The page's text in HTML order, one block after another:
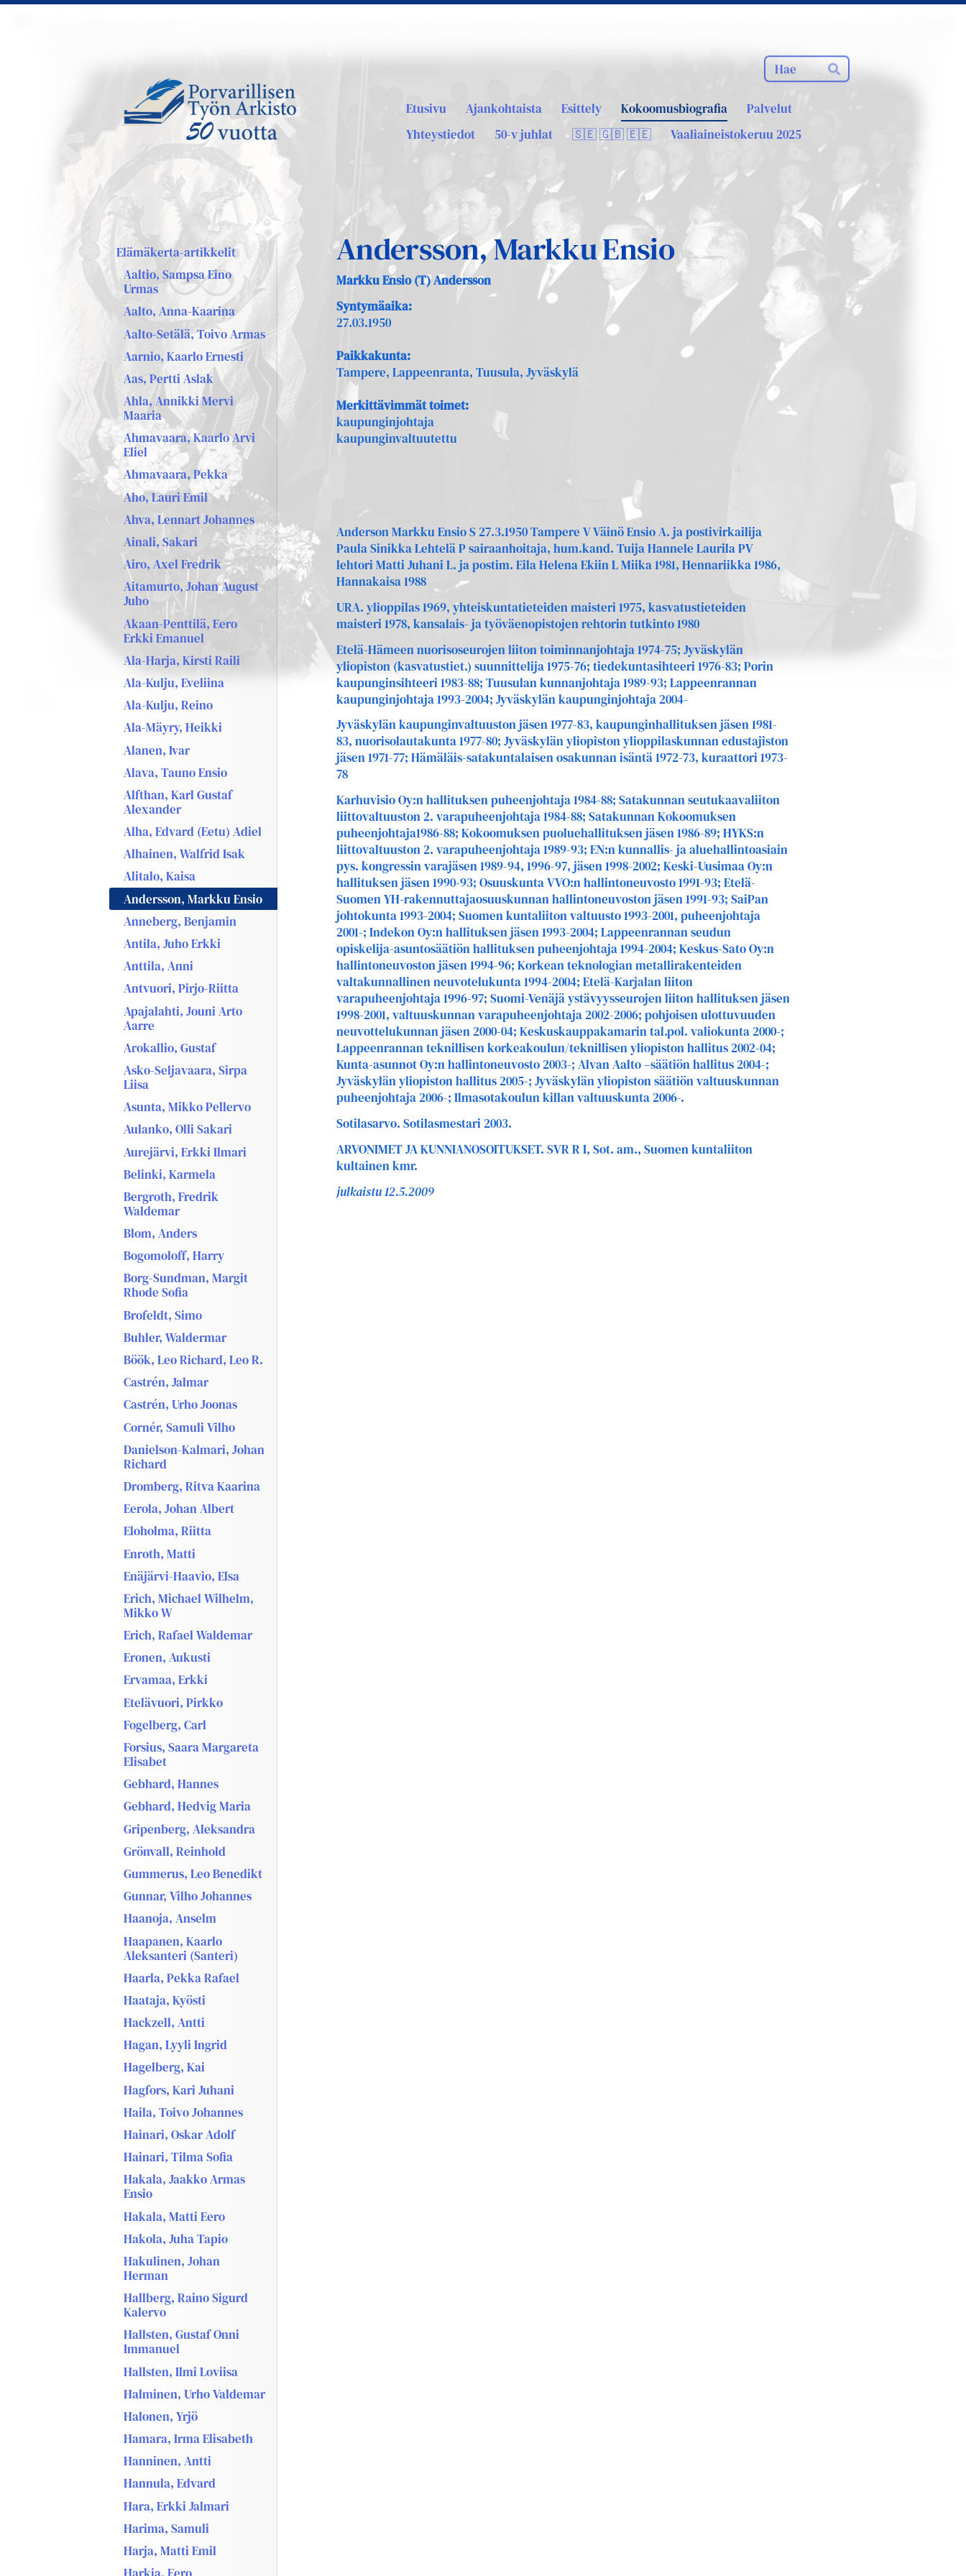
Haku
Hae
Sivuston etusivulle
Etusivu Ajankohtaista Esittely Kokoomusbiografia
Palvelut
Yhteystiedot
50-v juhlat 🇸🇪 🇬🇧 🇪🇪 Vaaliaineistokeruu 2025
Elämäkerta-artikkelit
Aaltio, Sampsa Eino
Urmas
Aalto, Anna-Kaarina
Aalto-Setälä, Toivo Armas
Aarnio, Kaarlo Ernesti
Aas, Pertti Aslak
Ahla, Annikki Mervi
Maaria
Ahmavaara, Kaarlo Arvi
Eliel
Ahmavaara, Pekka
Aho, Lauri Emil
Ahva, Lennart Johannes
Ainali, Sakari
Airo, Axel Fredrik
Aitamurto, Johan August
Juho
Akaan-Penttilä, Eero
Erkki Emanuel
Ala-Harja, Kirsti Raili
Ala-Kulju, Eveliina
Ala-Kulju, Reino
Ala-Mäyry, Heikki
Alanen, Ivar
Alava, Tauno Ensio
Alfthan, Karl Gustaf
Alexander
Alha, Edvard (Eetu) Adiel
Alhainen, Walfrid Isak
Alitalo, Kaisa
Andersson, Markku Ensio
Anneberg, Benjamin
Antila, Juho Erkki
Anttila, Anni
Antvuori, Pirjo-Riitta
Apajalahti, Jouni Arto
Aarre
Arokallio, Gustaf
Asko-Seljavaara, Sirpa
Liisa
Asunta, Mikko Pellervo
Aulanko, Olli Sakari
Aurejärvi, Erkki Ilmari
Belinki, Karmela
Bergroth, Fredrik
Waldemar
Blom, Anders
Bogomoloff, Harry
Borg-Sundman, Margit
Rhode Sofia
Brofeldt, Simo
Buhler, Waldermar
Böök, Leo Richard, Leo R.
Castrén, Jalmar
Castrén, Urho Joonas
Cornér, Samuli Vilho
Danielson-Kalmari, Johan
Richard
Dromberg, Ritva Kaarina
Eerola, Johan Albert
Eloholma, Riitta
Enroth, Matti
Enäjärvi-Haavio, Elsa
Erich, Michael Wilhelm,
Mikko W
Erich, Rafael Waldemar
Eronen, Aukusti
Ervamaa, Erkki
Etelävuori, Pirkko
Fogelberg, Carl
Forsius, Saara Margareta
Elisabet
Gebhard, Hannes
Gebhard, Hedvig Maria
Gripenberg, Aleksandra
Grönvall, Reinhold
Gummerus, Leo Benedikt
Gunnar, Vilho Johannes
Haanoja, Anselm
Haapanen, Kaarlo
Aleksanteri (Santeri)
Haarla, Pekka Rafael
Haataja, Kyösti
Hackzell, Antti
Hagan, Lyyli Ingrid
Hagelberg, Kai
Hagfors, Kari Juhani
Haila, Toivo Johannes
Hainari, Oskar Adolf
Hainari, Tilma Sofia
Hakala, Jaakko Armas
Ensio
Hakala, Matti Eero
Hakola, Juha Tapio
Hakulinen, Johan
Herman
Hallberg, Raino Sigurd
Kalervo
Hallsten, Gustaf Onni
Immanuel
Hallsten, Ilmi Loviisa
Halminen, Urho Valdemar
Halonen, Yrjö
Hamara, Irma Elisabeth
Hanninen, Antti
Hannula, Edvard
Hara, Erkki Jalmari
Harima, Samuli
Harja, Matti Emil
Andersson, Markku Ensio
Markku Ensio (T) Andersson
Syntymäaika:
27.03.1950
Paikkakunta:
Tampere, Lappeenranta, Tuusula, Jyväskylä
Merkittävimmät toimet:
kaupunginjohtaja
kaupunginvaltuutettu
Anderson Markku Ensio S 27.3.1950 Tampere V Väinö Ensio A. ja postivirkailija
Paula Sinikka Lehtelä P sairaanhoitaja, hum.kand. Tuija Hannele Laurila PV
lehtori Matti Juhani L. ja postim. Eila Helena Ekiin L Miika 1981, Hennariikka 1986,
Hannakaisa 1988
URA. ylioppilas 1969, yhteiskuntatieteiden maisteri 1975, kasvatustieteiden
maisteri 1978, kansalais- ja työväenopistojen rehtorin tutkinto 1980
Etelä-Hämeen nuorisoseurojen liiton toiminnanjohtaja 1974-75; Jyväskylän
yliopiston (kasvatustiet.) suunnittelija 1975-76; tiedekuntasihteeri 1976-83; Porin
kaupunginsihteeri 1983-88; Tuusulan kunnanjohtaja 1989-93; Lappeenrannan
kaupunginjohtaja 1993-2004; Jyväskylän kaupunginjohtaja 2004-
Jyväskylän kaupunginvaltuuston jäsen 1977-83, kaupunginhallituksen jäsen 1981-
83, nuorisolautakunta 1977-80; Jyväskylän yliopiston ylioppilaskunnan edustajiston
jäsen 1971-77; Hämäläis-satakuntalaisen osakunnan isäntä 1972-73, kuraattori 1973-
78
Karhuvisio Oy:n hallituksen puheenjohtaja 1984-88; Satakunnan seutukaavaliiton
liittovaltuuston 2. varapuheenjohtaja 1984-88; Satakunnan Kokoomuksen
puheenjohtaja1986-88; Kokoomuksen puoluehallituksen jäsen 1986-89; HYKS:n
liittovaltuuston 2. varapuheenjohtaja 1989-93; EN:n kunnallis- ja aluehallintoasiain
pys. kongressin varajäsen 1989-94, 1996-97, jäsen 1998-2002; Keski-Uusimaa Oy:n
hallituksen jäsen 1990-93; Osuuskunta VVO:n hallintoneuvosto 1991-93; Etelä-
Suomen YH-rakennuttajaosuuskunnan hallintoneuvoston jäsen 1991-93; SaiPan
johtokunta 1993-2004; Suomen kuntaliiton valtuusto 1993-2001, puheenjohtaja
2001-; Indekon Oy:n hallituksen jäsen 1993-2004; Lappeenrannan seudun
opiskelija-asuntosäätiön hallituksen puheenjohtaja 1994-2004; Keskus-Sato Oy:n
hallintoneuvoston jäsen 1994-96; Korkean teknologian metallirakenteiden
valtakunnallinen neuvotelukunta 1994-2004; Etelä-Karjalan liiton
varapuheenjohtaja 1996-97; Suomi-Venäjä ystävyysseurojen liiton hallituksen jäsen
1998-2001, valtuuskunnan varapuheenjohtaja 2002-2006; pohjoisen ulottuvuuden
neuvottelukunnan jäsen 2000-04; Keskuskauppakamarin tal.pol. valiokunta 2000-;
Lappeenrannan teknillisen korkeakoulun/teknillisen yliopiston hallitus 2002-04;
Kunta-asunnot Oy:n hallintoneuvosto 2003-; Alvan Aalto –säätiön hallitus 2004-;
Jyväskylän yliopiston hallitus 2005-; Jyväskylän yliopiston säätiön valtuuskunnan
puheenjohtaja 2006-; Ilmasotakoulun killan valtuuskunta 2006-.
Sotilasarvo. Sotilasmestari 2003.
ARVONIMET JA KUNNIANOSOITUKSET. SVR R I, Sot. am., Suomen kuntaliiton
kultainen kmr.
julkaistu 12.5.2009